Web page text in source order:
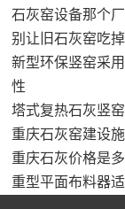
石灰窑设备那个
别让旧石灰窑吃
新型环保竖窑采
性
塔式复热石灰竖
重庆石灰窑建设
重庆石灰价格是
重型平面布料器